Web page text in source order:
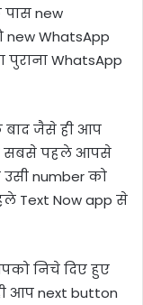
new
WhatsApp
WhatsApp
बाद जैसे ही आप
सबसे पहले आपसे
number को
Text Now app से
निचे दिए हुए
आप next button